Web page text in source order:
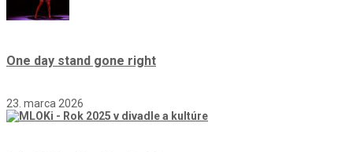
One day stand gone right
23. marca 2026